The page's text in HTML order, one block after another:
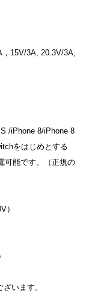
15V/3A, 20.3V/3A,
/iPhone 8/iPhone 8
をはじめとする
可能です。（正規の
）
います。